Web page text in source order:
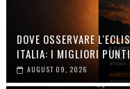
DOVE OSSERVARE
ITALIA: I MIGLIORI
AUGUST 09, 2026